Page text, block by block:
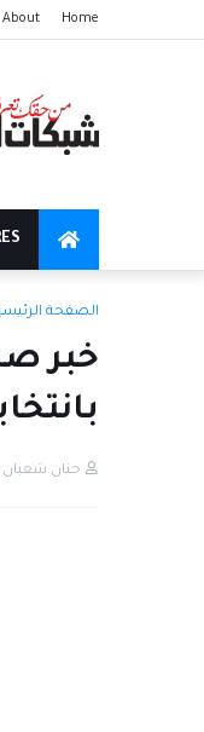
Home
About
الصفحة
خبر
بانتخابات
حنان شعبان